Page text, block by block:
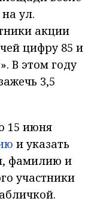
ул.
акции
цифру 85 и
В этом году
3,5
15 июня
и указать
фамилию и
участники